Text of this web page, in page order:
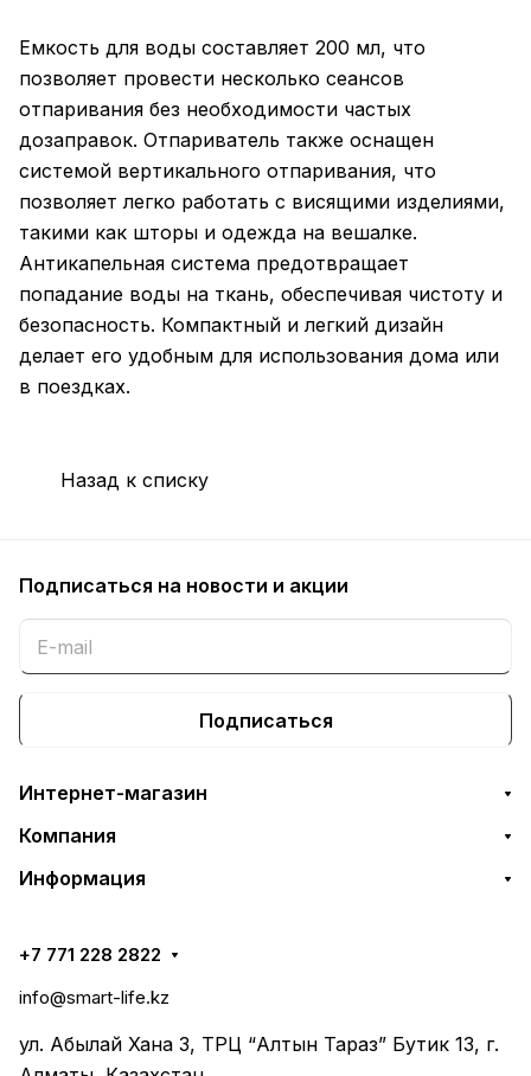
Емкость для воды составляет 200 мл, что
позволяет провести несколько сеансов
отпаривания без необходимости частых
дозаправок. Отпариватель также оснащен
системой вертикального отпаривания, что
позволяет легко работать с висящими изделиями,
такими как шторы и одежда на вешалке.
Антикапельная система предотвращает
попадание воды на ткань, обеспечивая чистоту и
безопасность. Компактный и легкий дизайн
делает его удобным для использования дома или
в поездках.
Назад к списку
Подписаться на новости и акции
Подписаться
Интернет-магазин
Компания
Информация
+7 771 228 2822
info@smart-life.kz
ул. Абылай Хана 3, ТРЦ “Алтын Тараз” Бутик 13, г.